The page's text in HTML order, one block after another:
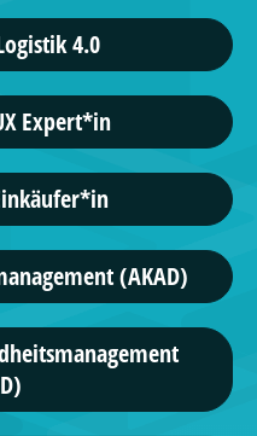
4.0
Expert*in
(AKAD)